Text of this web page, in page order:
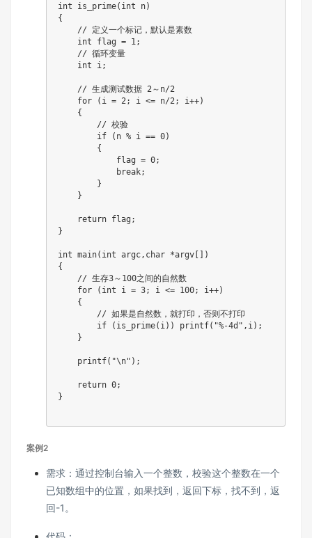
int
is_prime( int n)
{
// 定义一个标记，默认是素数
int flag = 1;
// 循环变量
int i;
// 生成测试数据 2～n/2
for
( i = 2; i <= n/2; i++)
{
// 校验
if
( n % i == 0)
{
            flag
= 0;
break;
}
}
return flag ;
}
int main( int argc, char *argv
)
{
// 生存3～100之间的自然数
for
( int i = 3; i <= 100; i++)
{
// 如果是自然数，就打印，否则不打印
if
( is_prime( i) ) printf( "%-4d" , i) ;
}
printf( "\n" ) ;
return 0;
}
案例2
需求：通过控制台输入一个整数，校验这个整数在一个
已知数组中的位置，如果找到，返回下标，找不到，返
回-1。